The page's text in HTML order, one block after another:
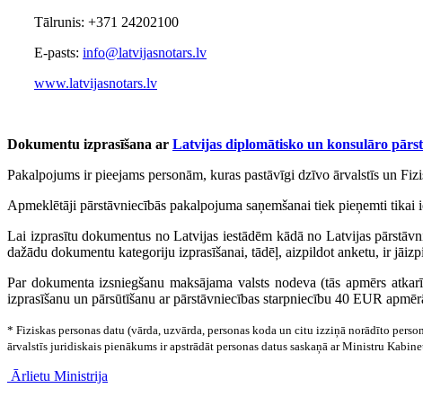
Tālrunis: +371 24202100
E-pasts: info@latvijasnotars.lv
www.latvijasnotars.lv
Dokumentu izprasīšana ar Latvijas diplomātisko un konsulāro
Pakalpojums ir pieejams personām, kuras pastāvīgi dzīvo ārvalstīs un
Apmeklētāji pārstāvniecībās pakalpojuma saņemšanai tiek pieņemti
Lai izprasītu dokumentus no Latvijas iestādēm kādā no Latvijas
dažādu dokumentu kategoriju izprasīšanai, tādēļ, aizpildot anketu, ir
Par dokumenta izsniegšanu maksājama valsts nodeva (tās apmērs
izprasīšanu un pārsūtīšanu ar pārstāvniecības starpniecību 40 EUR
* Fiziskas personas datu (vārda, uzvārda, personas koda un citu izziņā norādīto
ārvalstīs juridiskais pienākums ir apstrādāt personas datus saskaņā ar Ministru
Ārlietu Ministrija